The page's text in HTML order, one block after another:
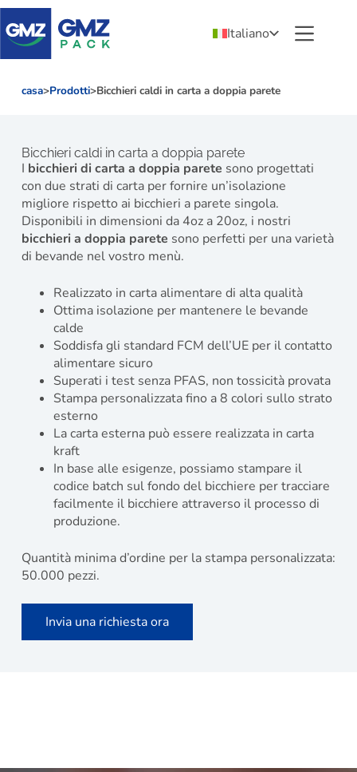
Italiano
casa>Prodotti>Bicchieri caldi in carta a doppia parete
Bicchieri caldi in carta a doppia parete
I bicchieri di carta a doppia parete sono progettati
con due strati di carta per fornire un’isolazione
migliore rispetto ai bicchieri a parete singola.
Disponibili in dimensioni da 4oz a 20oz, i nostri
bicchieri a doppia parete sono perfetti per una varietà
di bevande nel vostro menù.
Realizzato in carta alimentare di alta qualità
Ottima isolazione per mantenere le bevande
calde
Soddisfa gli standard FCM dell’UE per il contatto
alimentare sicuro
Superati i test senza PFAS, non tossicità provata
Stampa personalizzata fino a 8 colori sullo strato
esterno
La carta esterna può essere realizzata in carta
kraft
In base alle esigenze, possiamo stampare il
codice batch sul fondo del bicchiere per tracciare
facilmente il bicchiere attraverso il processo di
produzione.
Quantità minima d’ordine per la stampa personalizzata:
50.000 pezzi.
Invia una richiesta ora